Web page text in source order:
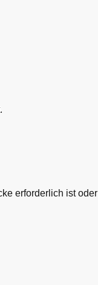
erforderlich ist oder